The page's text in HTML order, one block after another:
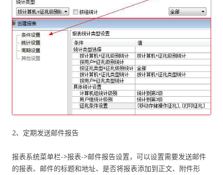
2、定期发送邮件报告
报表系统菜单栏->报表->邮件报告设置，可以设置需要发送邮件
的报表、邮件的标题和地址、是否将报表添加到正文、附件形